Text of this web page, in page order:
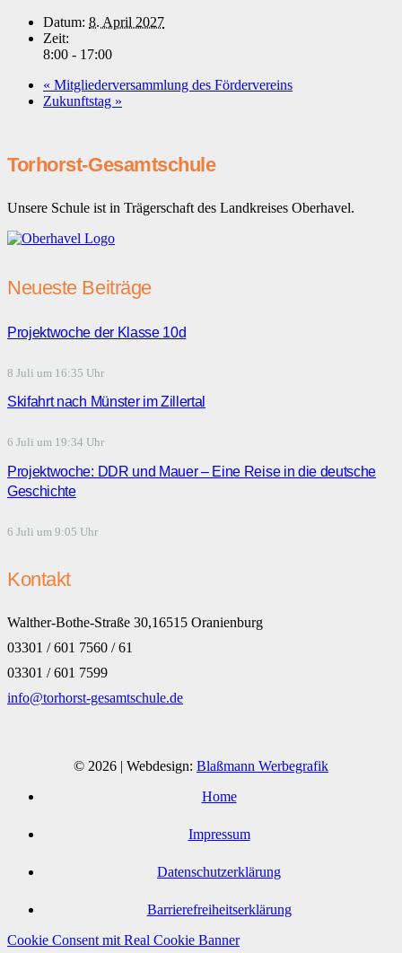
Datum: 8. April 2027
Zeit:
8:00 - 17:00
« Mitgliederversammlung des Fördervereins
Zukunftstag »
Torhorst-Gesamtschule
Unsere Schule ist in Trägerschaft des Landkreises Oberhavel.
Neueste Beiträge
Projektwoche der Klasse 10d
8 Juli um 16:35 Uhr
Skifahrt nach Münster im Zillertal
6 Juli um 19:34 Uhr
Projektwoche: DDR und Mauer – Eine Reise in die deutsche
Geschichte
6 Juli um 9:05 Uhr
Kontakt
Walther-Bothe-Straße 30,16515 Oranienburg
03301 / 601 7560 / 61
03301 / 601 7599
info@torhorst-gesamtschule.de
© 2026 | Webdesign: Blaßmann Werbegrafik
Home
Impressum
Datenschutzerklärung
Barrierefreiheitserklärung
Cookie Consent mit Real Cookie Banner